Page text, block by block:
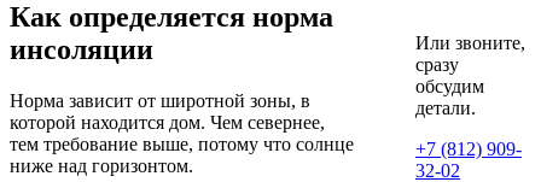
Как определяется норма
инсоляции
Норма зависит от широтной зоны, в
которой находится дом. Чем севернее,
тем требование выше, потому что солнце
ниже над горизонтом.
Или звоните,
сразу
обсудим
детали.
+7 (812) 909-
32-02